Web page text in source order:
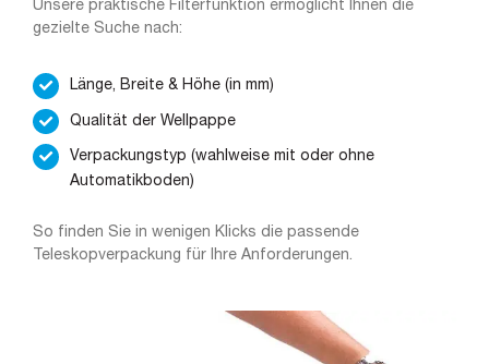
Unsere praktische Filterfunktion ermöglicht Ihnen die
gezielte Suche nach:
Länge, Breite & Höhe (in mm)
Qualität der Wellpappe
Verpackungstyp (wahlweise mit oder ohne
Automatikboden)
So finden Sie in wenigen Klicks die passende
Teleskopverpackung für Ihre Anforderungen.